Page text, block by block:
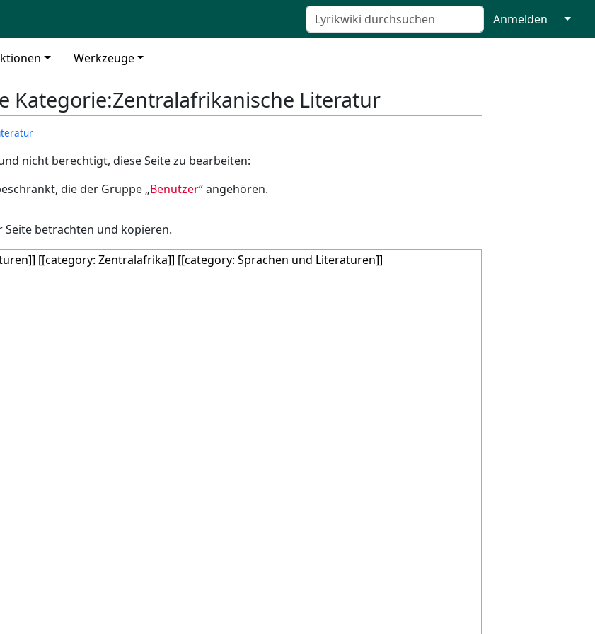
Anmelden ↓
Werkzeuge
Kategorie:Zentralafrikanische Literatur
nicht berechtigt, diese Seite zu bearbeiten:
die der Gruppe „Benutzer“ angehören.
betrachten und kopieren.